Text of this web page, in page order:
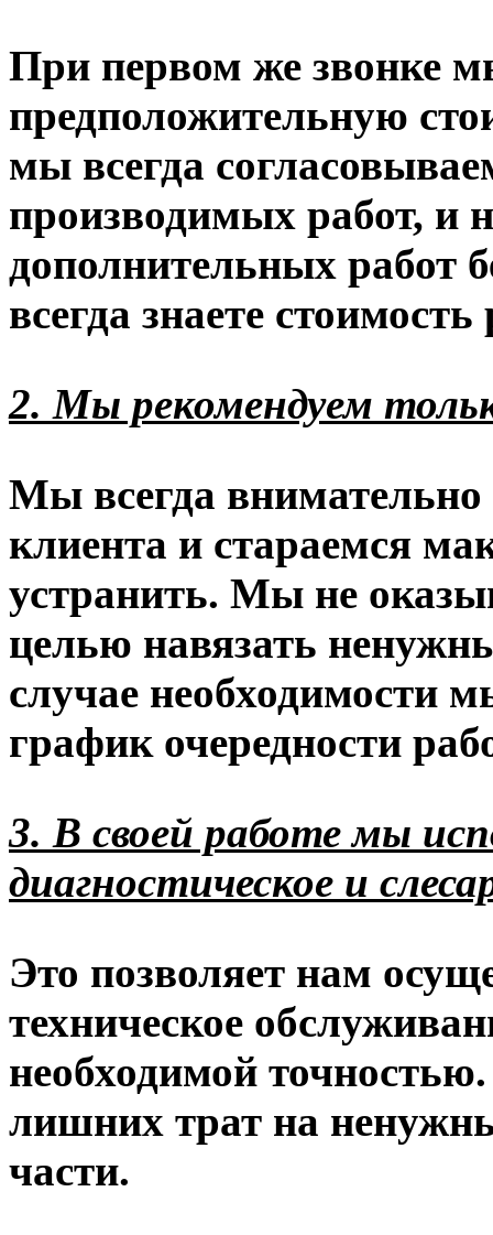
При первом же звонке
предположительную
мы всегда
производимых работ, и
дополнительных работ
всегда знаете
2. Мы рекомендуем
Мы всегда
клиента и стараемся
устранить. Мы не
целью навязать
случае необходимости
график очередности
3. В своей работе мы
диагностическое и
Это позволяет нам
техническое
необходимой
лишних трат на
части.